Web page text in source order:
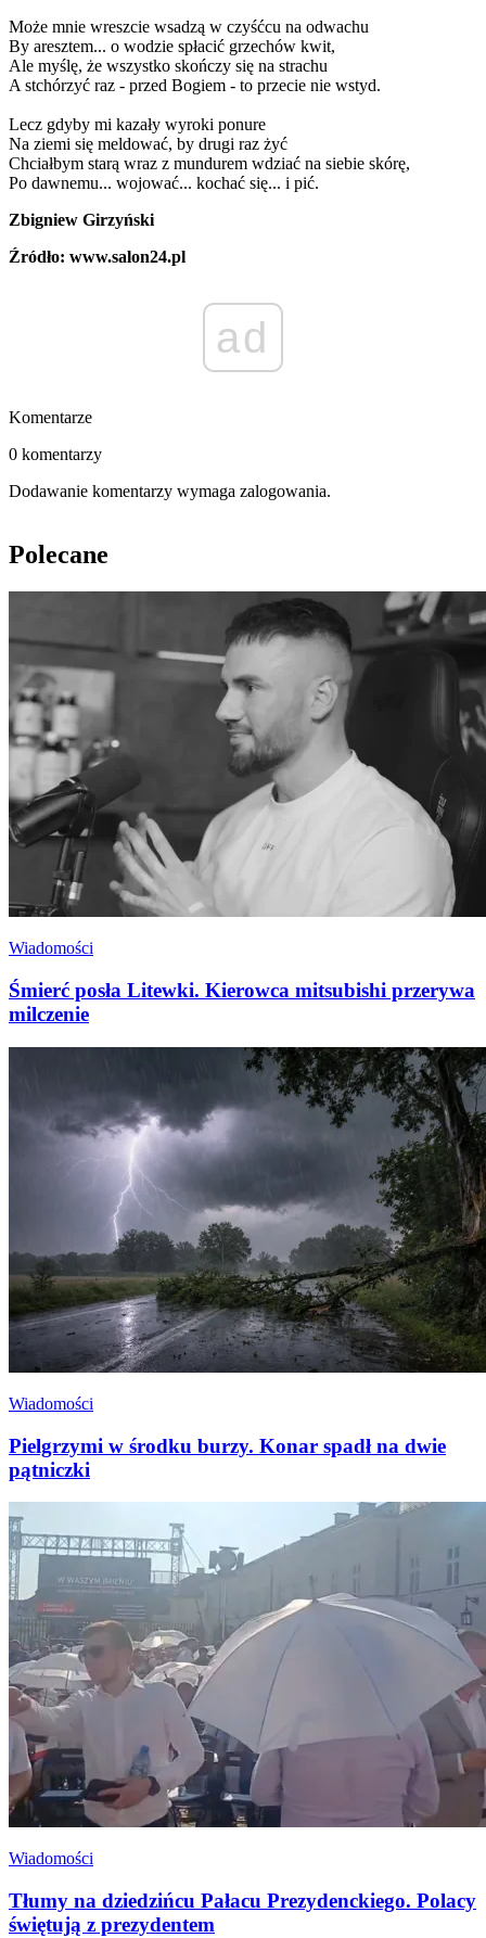
Może mnie wreszcie wsadzą w czyśćcu na odwachu
By aresztem... o wodzie spłacić grzechów kwit,
Ale myślę, że wszystko skończy się na strachu
A stchórzyć raz - przed Bogiem - to przecie nie wstyd.
Lecz gdyby mi kazały wyroki ponure
Na ziemi się meldować, by drugi raz żyć
Chciałbym starą wraz z mundurem wdziać na siebie skórę,
Po dawnemu... wojować... kochać się... i pić.
Zbigniew Girzyński
Źródło: www.salon24.pl
ad
Komentarze
0 komentarzy
Dodawanie komentarzy wymaga zalogowania.
Polecane
Wiadomości
Śmierć posła Litewki. Kierowca mitsubishi przerywa
milczenie
Wiadomości
Pielgrzymi w środku burzy. Konar spadł na dwie
pątniczki
Wiadomości
Tłumy na dziedzińcu Pałacu Prezydenckiego. Polacy
świętują z prezydentem